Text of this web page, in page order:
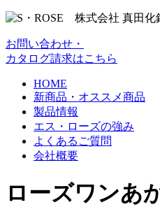
お問い合わせ・
カタログ請求はこちら
HOME
新商品・オススメ商品
製品情報
エス・ローズの強み
よくあるご質問
会社概要
ローズワンあ